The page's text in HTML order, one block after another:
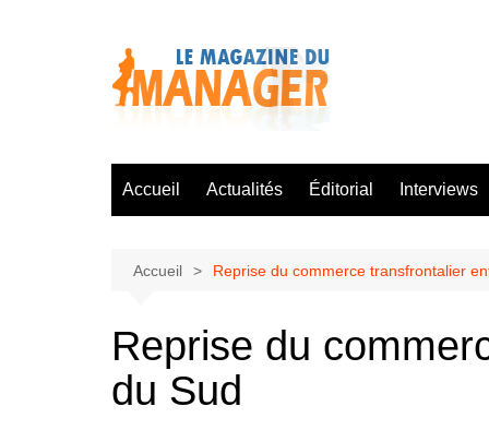
Accueil Actualités Éditorial Interviews
Accueil Reprise du commerce transfrontalier
Reprise du
du Sud